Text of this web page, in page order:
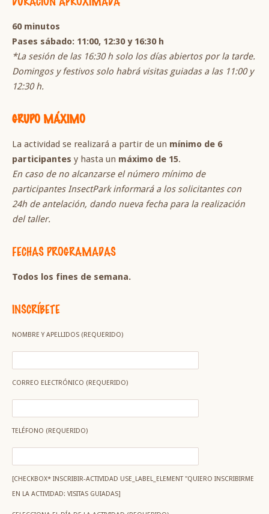
60 minutos
Pases sábado: 11:00, 12:30 y 16:30 h
*La sesión de las 16:30 h solo los días abiertos por la tarde.
Domingos y festivos solo habrá visitas guiadas a las 11:00 y
12:30 h.
GRUPO MÁXIMO
La actividad se realizará a partir de un mínimo de 6
participantes y hasta un máximo de 15.
En caso de no alcanzarse el número mínimo de
participantes InsectPark informará a los solicitantes con
24h de antelación, dando nueva fecha para la realización
del taller.
FECHAS PROGRAMADAS
Todos los fines de semana.
INSCRÍBETE
NOMBRE Y APELLIDOS (REQUERIDO)
CORREO ELECTRÓNICO (REQUERIDO)
TELÉFONO (REQUERIDO)
[CHECKBOX* INSCRIBIR-ACTIVIDAD USE_LABEL_ELEMENT "QUIERO INSCRIBIRME
EN LA ACTIVIDAD: VISITAS GUIADAS]